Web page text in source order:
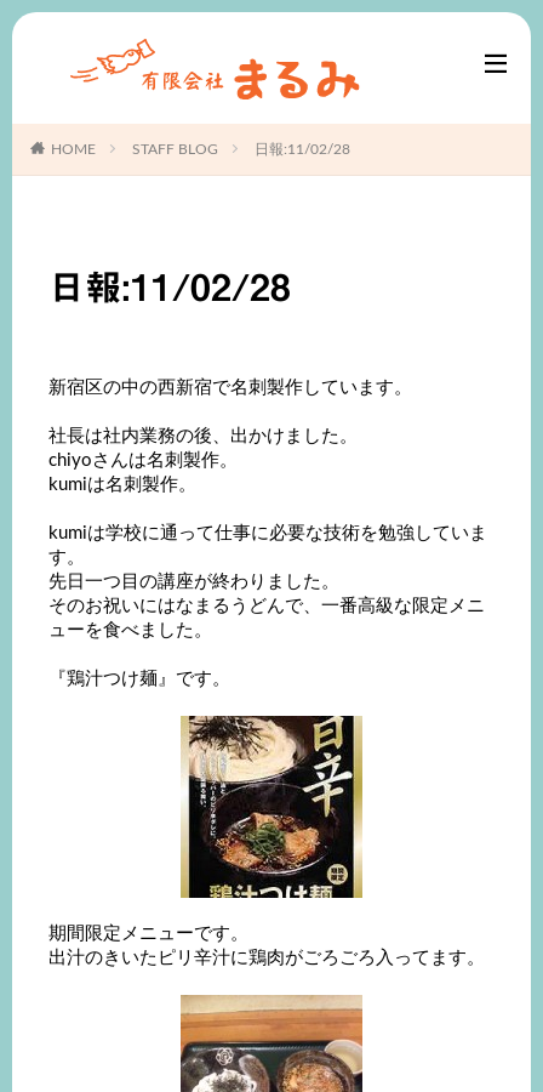
HOME STAFF BLOG 日報:11/02/28
日報:11/02/28
新宿区の中の西新宿で名刺製作しています。
社長は社内業務の後、出かけました。
chiyoさんは名刺製作。
kumiは名刺製作。
kumiは学校に通って仕事に必要な技術を勉強していま
す。
先日一つ目の講座が終わりました。
そのお祝いにはなまるうどんで、一番高級な限定メニ
ューを食べました。
『鶏汁つけ麺』です。
期間限定メニューです。
出汁のきいたピリ辛汁に鶏肉がごろごろ入ってます。